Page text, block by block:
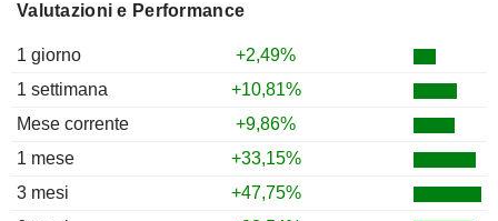
Valutazioni e Performance
1 giorno
+2,49%
1 settimana
+10,81%
Mese corrente
+9,86%
1 mese
+33,15%
3 mesi
+47,75%